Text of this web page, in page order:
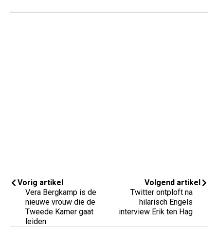
Vorig artikel
Vera Bergkamp is de
nieuwe vrouw die de
Tweede Kamer gaat
leiden
Volgend artikel
Twitter ontploft na
hilarisch Engels
interview Erik ten Hag